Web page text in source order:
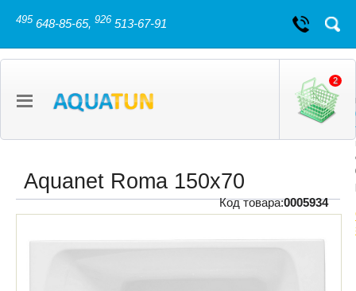
495 648-85-65, 926 513-67-91
2
Aquanet Roma 150х70
Код товара:0005934